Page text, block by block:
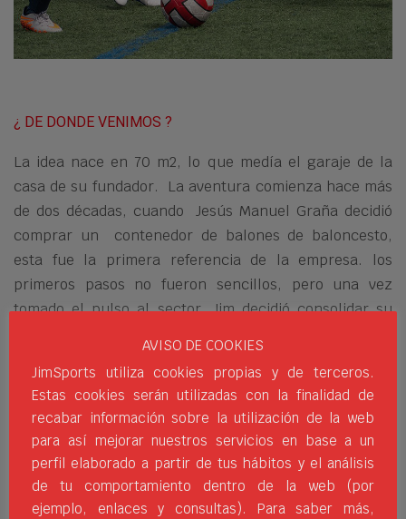
¿ DE DONDE VENIMOS ?
La idea nace en 70 m2, lo que medía el garaje de la
casa de su fundador. La aventura comienza hace más
de dos décadas, cuando Jesús Manuel Graña decidió
comprar un contenedor de balones de baloncesto,
esta fue la primera referencia de la empresa. los
primeros pasos no fueron sencillos, pero una vez
tomado el pulso al sector, Jim decidió consolidar su
sector, contando actualmente, con más de 15000
referencias que forman el mayor inventario deportivo
del país. Todas ellas almacenadas en Palas de Rei .La
compañía sigue creciendo expandiéndose por
diferentes países y teniendo siempre presente que
tener el producto es la única manera de poder
AVISO DE COOKIES
JimSports utiliza cookies propias y de terceros.
Estas cookies serán utilizadas con la finalidad de
recabar información sobre la utilización de la web
para así mejorar nuestros servicios en base a un
perfil elaborado a partir de tus hábitos y el análisis
de tu comportamiento dentro de la web (por
ejemplo, enlaces y consultas). Para saber más,